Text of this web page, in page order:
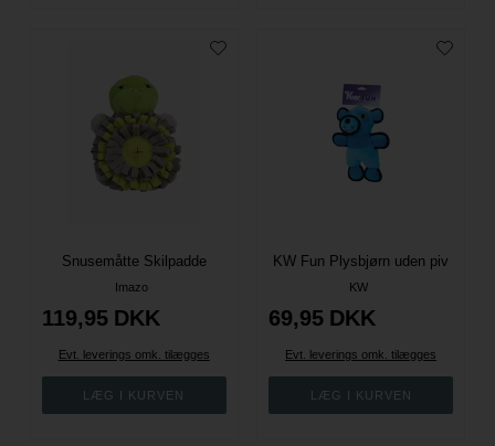
Snusemåtte Skilpadde
Imazo
119,95 DKK
Evt. leverings omk. tilægges
KW Fun Plysbjørn uden piv
KW
69,95 DKK
Evt. leverings omk. tilægges